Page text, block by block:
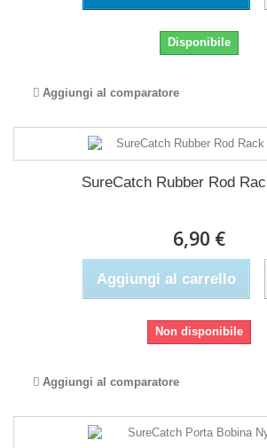
Disponibile
Aggiungi al comparatore
SureCatch Rubber Rod
6,90 €
Aggiungi al carrello
Non disponibile
Aggiungi al comparatore